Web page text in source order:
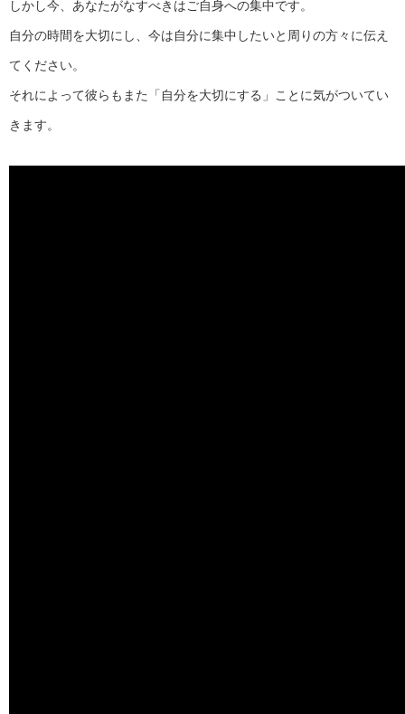
しかし今、あなたがなすべきはご自身への集中です。
自分の時間を大切にし、今は自分に集中したいと周りの方々に伝え
てください。
それによって彼らもまた「自分を大切にする」ことに気がついてい
きます。